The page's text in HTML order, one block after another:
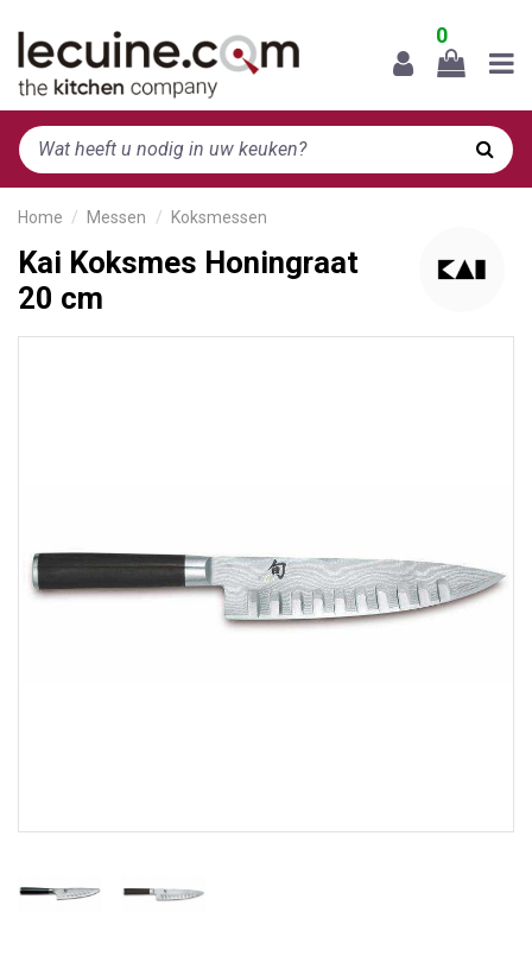
0
Home Messen Koksmessen
Kai Koksmes Honingraat
20 cm